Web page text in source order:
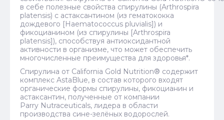
в себе полезные свойства спирулины (Arthrospira
platensis) с астаксантином (из гематококка
дождевого [Haematococcus pluvialis]) и
фикоцианином (из спирулины [Arthrospira
platensis]), способствуя антиоксидантной
активности в организме, что может обеспечить
многочисленные преимущества для здоровья*.
Спирулина от California Gold Nutrition® содержит
комплекс AstaBlue, в состав которого входят
органические формы спирулины, фикоцианин и
астаксантин, полученные от компании
Parry Nutraceuticals, лидера в области
производства сине-зелёных водорослей.